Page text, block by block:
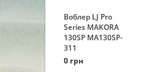
Воблер LJ Pro
Series MAKORA
130SP MA130SP-
311
0 грн